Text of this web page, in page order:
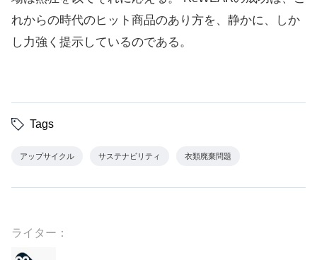
れからの時代のヒット商品のあり方を、静かに、しか
し力強く提示しているのである。
Tags
アップサイクル サステナビリティ 衣類廃棄問題
ライター：